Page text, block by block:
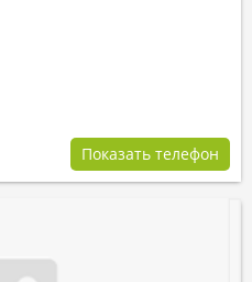
Показать телефон